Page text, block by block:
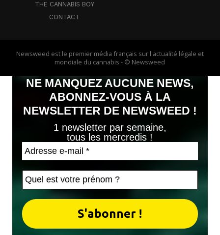
THE CANNABIS BOY
CONTACT
Newsweed est le premier média français sur l'actualité légale et
mondiale du cannabis - © Newsweed
NE MANQUEZ AUCUNE NEWS,
ABONNEZ-VOUS À LA
NEWSLETTER DE NEWSWEED !
1 newsletter par semaine,
tous les mercredis !